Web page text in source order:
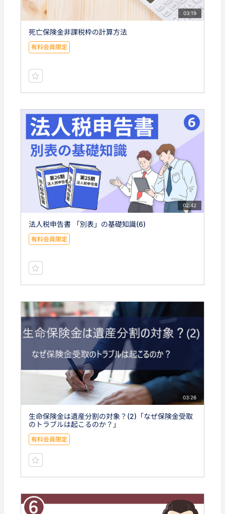
03:19
死亡保険金非課税枠の計算方法
有料会員限定
02:42
法人税申告書 「別表」の基礎知識(6)
有料会員限定
03:26
生命保険金は遺産分割の対象？(2)「なぜ保険金受取
のトラブルは起こるのか？」
有料会員限定